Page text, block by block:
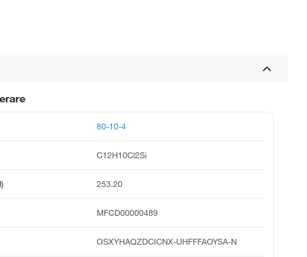
80-10-4
C12H10Cl2Si
253.20
MFCD00000489
OSXYHAQZDCICNX-UHFFFAOYSA-N